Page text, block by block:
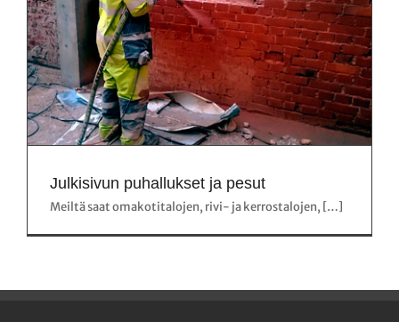
Julkisivun puhallukset ja pesut
Meiltä saat omakotitalojen, rivi- ja kerrostalojen, […]